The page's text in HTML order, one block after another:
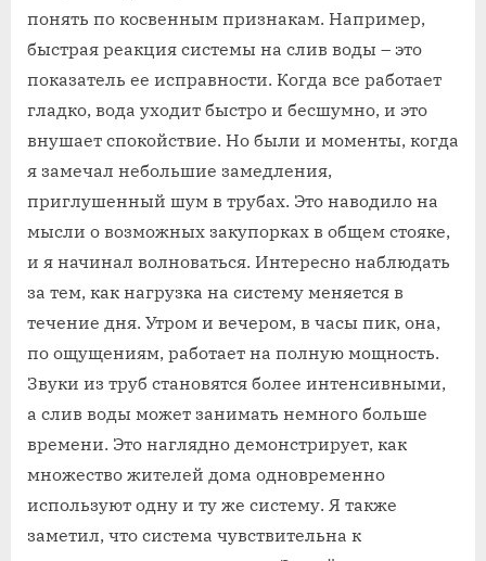
понять по косвенным признакам. Например,
быстрая реакция системы на слив воды – это
показатель ее исправности. Когда все работает
гладко, вода уходит быстро и бесшумно, и это
внушает спокойствие. Но были и моменты, когда
я замечал небольшие замедления,
приглушенный шум в трубах. Это наводило на
мысли о возможных закупорках в общем стояке,
и я начинал волноваться. Интересно наблюдать
за тем, как нагрузка на систему меняется в
течение дня. Утром и вечером, в часы пик, она,
по ощущениям, работает на полную мощность.
Звуки из труб становятся более интенсивными,
а слив воды может занимать немного больше
времени. Это наглядно демонстрирует, как
множество жителей дома одновременно
используют одну и ту же систему. Я также
заметил, что система чувствительна к